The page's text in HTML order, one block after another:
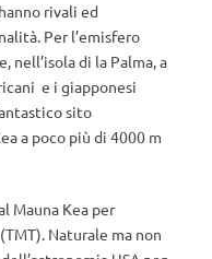
rivali ed
Per l’emisfero
nell’isola di la Palma, a
e i giapponesi
sito
a poco più di 4000 m
Mauna Kea per
Naturale ma non